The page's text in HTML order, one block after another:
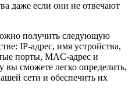
даже если они не отвечают
получить следующую
IP-адрес, имя устройства,
порты, MAC-адрес и
вы сможете легко определить,
сети и обеспечить их